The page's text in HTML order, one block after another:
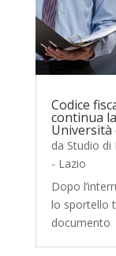
Codice
continua
Università
da Studio di
- Lazio
Dopo
lo sportello
documento